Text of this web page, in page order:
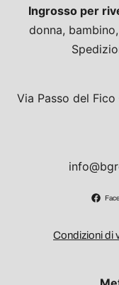
Ingrosso per
donna,
Via Passo del Fico
Condizioni di